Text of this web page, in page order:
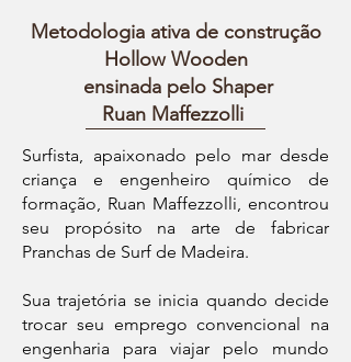
Metodologia ativa de construção
Hollow Wooden
ensinada pelo Shaper
Ruan Maffezzolli
Surfista, apaixonado pelo mar desde
criança e engenheiro químico de
formação, Ruan Maffezzolli, encontrou
seu propósito na arte de fabricar
Pranchas de Surf de Madeira.
Sua trajetória se inicia quando decide
trocar seu emprego convencional na
engenharia para viajar pelo mundo